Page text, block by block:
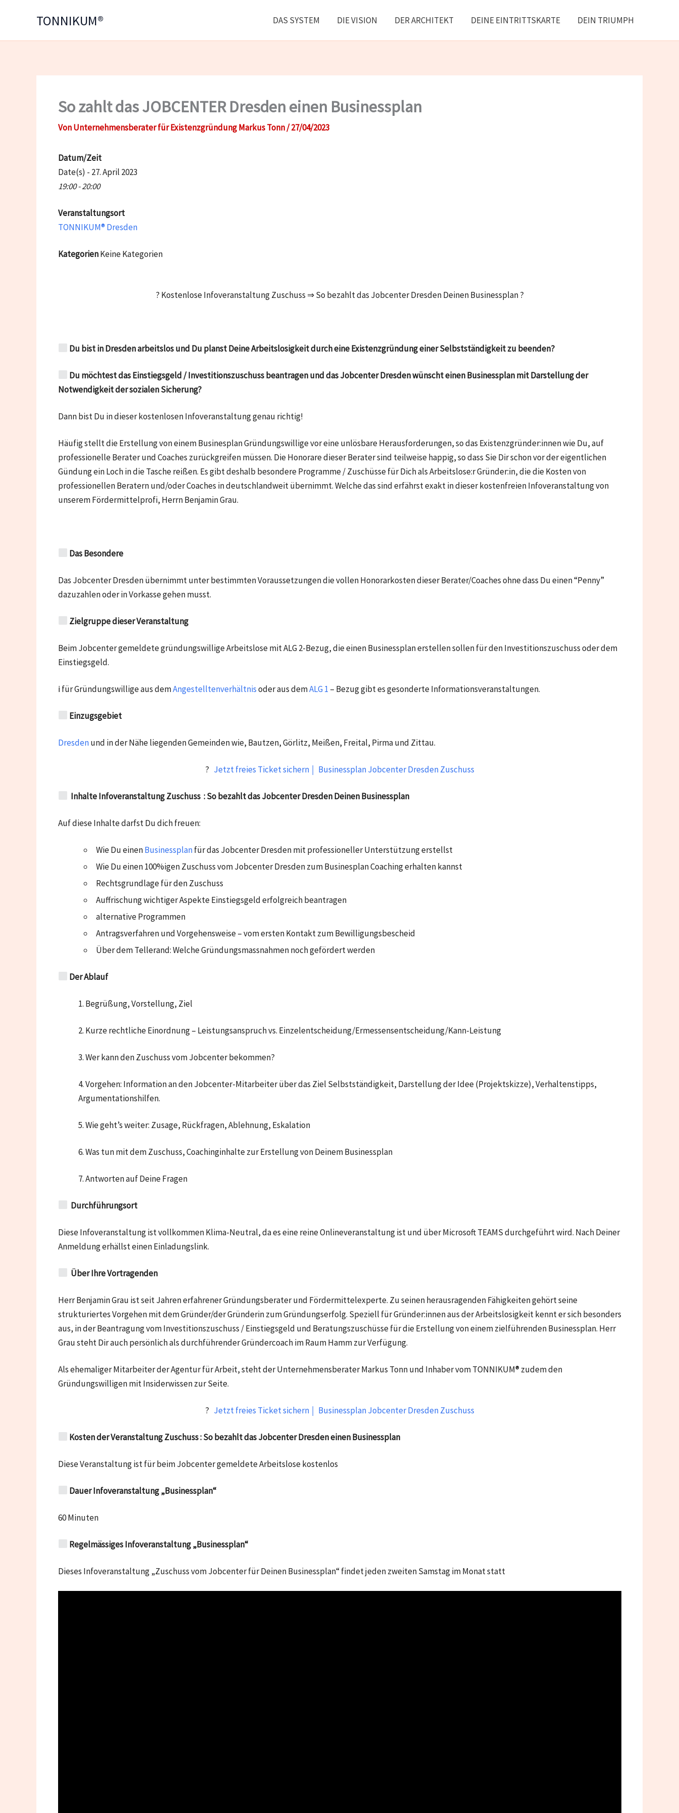
TONNIKUM® DAS SYSTEM DIE VISION DER ARCHITEKT DEINE EINTRITTSKARTE DEIN TRIUMPH
So zahlt das JOBCENTER Dresden einen Businessplan
VonUnternehmensberater für Existenzgründung Markus Tonn/27/04/2023
Datum/Zeit
Date(s) - 27. April 2023
19:00 - 20:00
Veranstaltungsort
TONNIKUM® Dresden
KategorienKeine Kategorien
? Kostenlose Infoveranstaltung Zuschuss ⇒ So bezahlt das Jobcenter Dresden Deinen Businessplan ?
Du bist in Dresden arbeitslos und Du planst Deine Arbeitslosigkeit durch eine Existenzgründung einer Selbstständigkeit zu beenden?
Du möchtest das Einstiegsgeld / Investitionszuschuss beantragen und das Jobcenter Dresden wünscht einen Businessplan mit Darstellung der
Notwendigkeit der sozialen Sicherung?
Dann bist Du in dieser kostenlosen Infoveranstaltung genau richtig!
Häufig stellt die Erstellung von einem Businesplan Gründungswillige vor eine unlösbare Herausforderungen, so das Existenzgründer:innen wie Du, auf
professionelle Berater und Coaches zurückgreifen müssen. Die Honorare dieser Berater sind teilweise happig, so dass Sie Dir schon vor der eigentlichen
Gündung ein Loch in die Tasche reißen. Es gibt deshalb besondere Programme / Zuschüsse für Dich als Arbeitslose:r Gründer:in, die die Kosten von
professionellen Beratern und/oder Coaches in deutschlandweit übernimmt. Welche das sind erfährst exakt in dieser kostenfreien Infoveranstaltung von
unserem Fördermittelprofi, Herrn Benjamin Grau.
Das Besondere
Das Jobcenter Dresden übernimmt unter bestimmten Voraussetzungen die vollen Honorarkosten dieser Berater/Coaches ohne dass Du einen “Penny”
dazuzahlen oder in Vorkasse gehen musst.
Zielgruppe dieser Veranstaltung
Beim Jobcenter gemeldete gründungswillige Arbeitslose mit ALG 2-Bezug, die einen Businessplan erstellen sollen für den Investitionszuschuss oder dem
Einstiegsgeld.
ℹ für Gründungswillige aus demAngestelltenverhältnisoder aus demALG 1 – Bezug gibt es gesonderte Informationsveranstaltungen.
Einzugsgebiet
Dresdenund in der Nähe liegenden Gemeinden wie, Bautzen, Görlitz, Meißen, Freital, Pirma und Zittau.
? Jetzt freies Ticket sichern ￨ Businessplan Jobcenter Dresden Zuschuss
Inhalte Infoveranstaltung Zuschuss : So bezahlt das Jobcenter Dresden Deinen Businessplan​
Auf diese Inhalte darfst Du dich freuen:
Wie Du einenBusinessplanfür das Jobcenter Dresden mit professioneller Unterstützung erstellst
Wie Du einen 100%igen Zuschuss vom Jobcenter Dresden zum Businesplan Coaching erhalten kannst
Rechtsgrundlage für den Zuschuss
Auffrischung wichtiger Aspekte Einstiegsgeld erfolgreich beantragen
alternative Programmen
Antragsverfahren und Vorgehensweise – vom ersten Kontakt zum Bewilligungsbescheid
Über dem Tellerand: Welche Gründungsmassnahmen noch gefördert werden
Der Ablauf
1. Begrüßung, Vorstellung, Ziel
2. Kurze rechtliche Einordnung – Leistungsanspruch vs. Einzelentscheidung/Ermessensentscheidung/Kann-Leistung
3. Wer kann den Zuschuss vom Jobcenter bekommen?
4. Vorgehen: Information an den Jobcenter-Mitarbeiter über das Ziel Selbstständigkeit, Darstellung der Idee (Projektskizze), Verhaltenstipps,
Argumentationshilfen.
5. Wie geht’s weiter: Zusage, Rückfragen, Ablehnung, Eskalation
6. Was tun mit dem Zuschuss, Coachinginhalte zur Erstellung von Deinem Businessplan
7. Antworten auf Deine Fragen
Durchführungsort
Diese Infoveranstaltung ist vollkommen Klima-Neutral, da es eine reine Onlineveranstaltung ist und über Microsoft TEAMS durchgeführt wird. Nach Deiner
Anmeldung erhällst einen Einladungslink.
Über Ihre Vortragenden
Herr Benjamin Grau ist seit Jahren erfahrener Gründungsberater und Fördermittelexperte. Zu seinen herausragenden Fähigkeiten gehört seine
strukturiertes Vorgehen mit dem Gründer/der Gründerin zum Gründungserfolg. Speziell für Gründer:innen aus der Arbeitslosigkeit kennt er sich besonders
aus, in der Beantragung vom Investitionszuschuss / Einstiegsgeld und Beratungszuschüsse für die Erstellung von einem zielführenden Businessplan. Herr
Grau steht Dir auch persönlich als durchführender Gründercoach im Raum Hamm zur Verfügung.
Als ehemaliger Mitarbeiter der Agentur für Arbeit, steht der Unternehmensberater Markus Tonn und Inhaber vom TONNIKUM® zudem den
Gründungswilligen mit Insiderwissen zur Seite.
? Jetzt freies Ticket sichern ￨ Businessplan Jobcenter Dresden Zuschuss
Kosten der Veranstaltung Zuschuss: So bezahlt das Jobcenter Dresden einen Businessplan​
Diese Veranstaltung ist für beim Jobcenter gemeldete Arbeitslose kostenlos
Dauer Infoveranstaltung „Businessplan“
60 Minuten
Regelmässiges Infoveranstaltung „Businessplan“
Dieses Infoveranstaltung „Zuschuss vom Jobcenter für Deinen Businessplan“ findet jeden zweiten Samstag im Monat statt